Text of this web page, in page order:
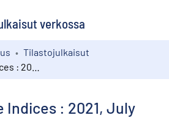
verkossa
Tilastojulkaisut
Indices : 2021, July